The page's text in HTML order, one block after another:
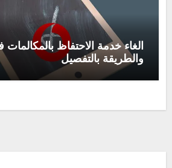
الغاء خدمة الاحتفاظ
والطريقة بالتفصيل